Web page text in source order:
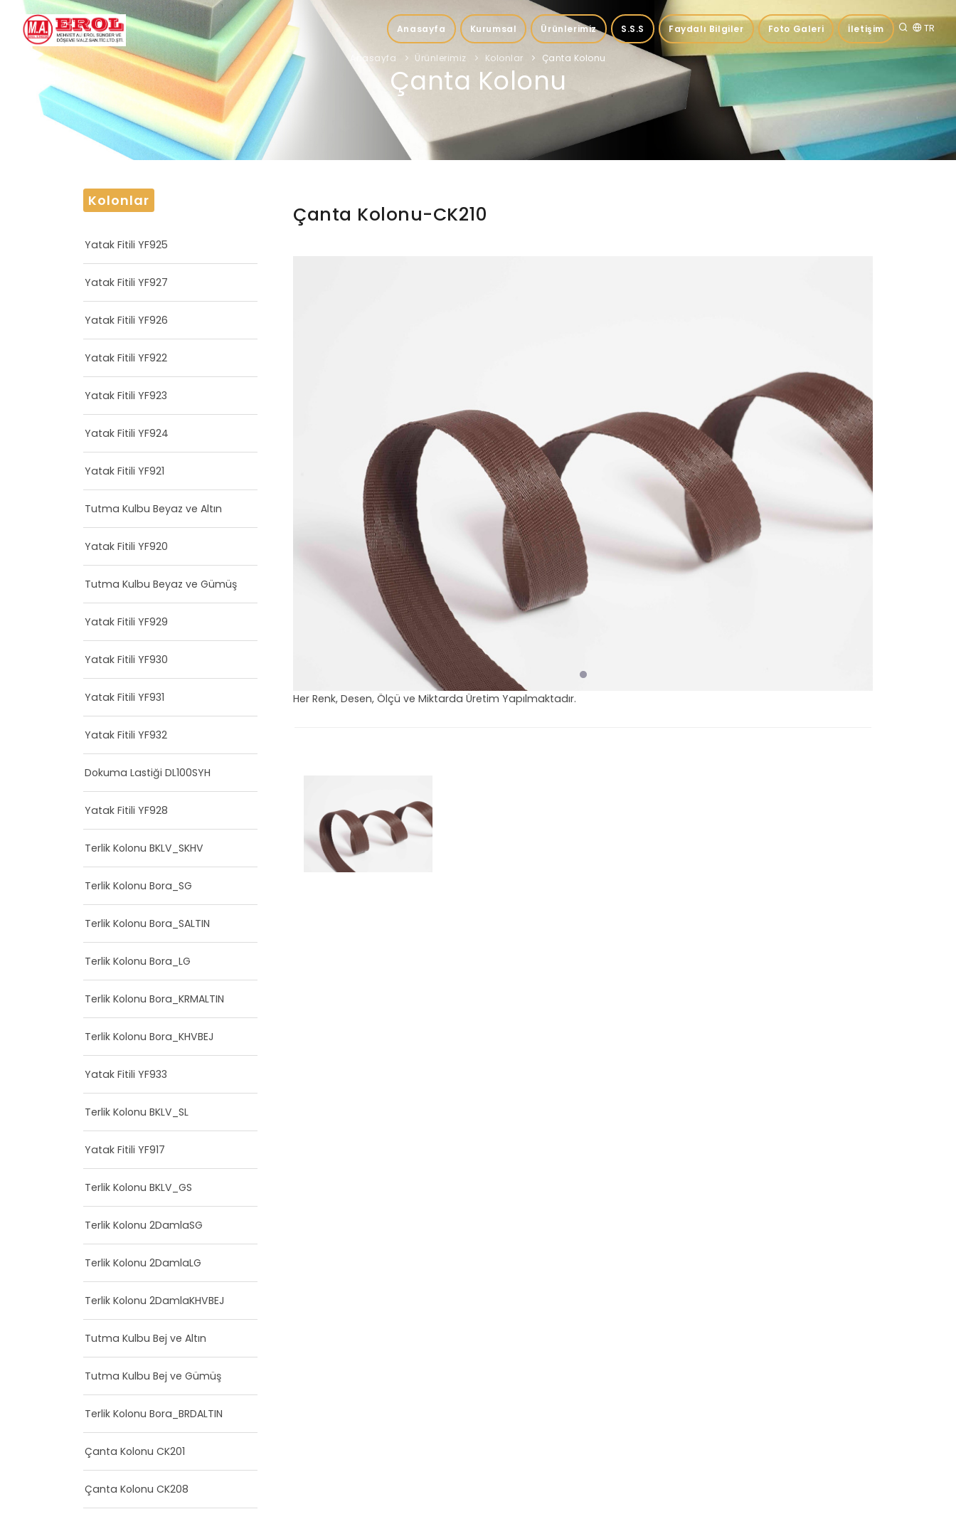
TR
Anasayfa Kurumsal Ürünlerimiz S.S.S Faydalı Bilgiler Foto Galeri İletişim
Anasayfa Ürünlerimiz Kolonlar Çanta Kolonu
Çanta Kolonu
Çanta Kolonu-CK210
Her Renk, Desen, Ölçü ve Miktarda Üretim Yapılmaktadır.
Kolonlar
Yatak Fitili YF925
Yatak Fitili YF927
Yatak Fitili YF926
Yatak Fitili YF922
Yatak Fitili YF923
Yatak Fitili YF924
Yatak Fitili YF921
Tutma Kulbu Beyaz ve Altın
Yatak Fitili YF920
Tutma Kulbu Beyaz ve Gümüş
Yatak Fitili YF929
Yatak Fitili YF930
Yatak Fitili YF931
Yatak Fitili YF932
Dokuma Lastiği DL100SYH
Yatak Fitili YF928
Terlik Kolonu BKLV_SKHV
Terlik Kolonu Bora_SG
Terlik Kolonu Bora_SALTIN
Terlik Kolonu Bora_LG
Terlik Kolonu Bora_KRMALTIN
Terlik Kolonu Bora_KHVBEJ
Yatak Fitili YF933
Terlik Kolonu BKLV_SL
Yatak Fitili YF917
Terlik Kolonu BKLV_GS
Terlik Kolonu 2DamlaSG
Terlik Kolonu 2DamlaLG
Terlik Kolonu 2DamlaKHVBEJ
Tutma Kulbu Bej ve Altın
Tutma Kulbu Bej ve Gümüş
Terlik Kolonu Bora_BRDALTIN
Çanta Kolonu CK201
Çanta Kolonu CK208